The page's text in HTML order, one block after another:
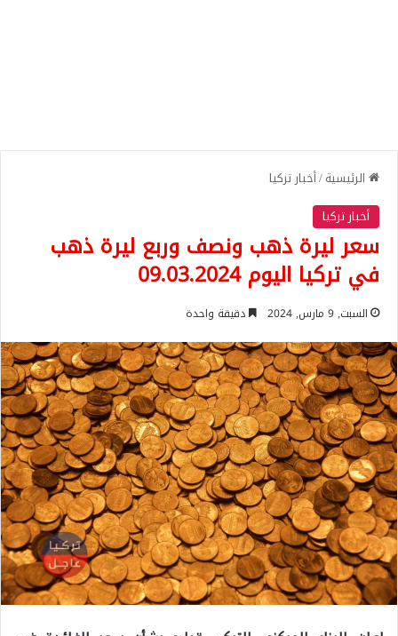
الرئيسية/أخبار تركيا
أخبار تركيا
سعر ليرة ذهب ونصف وربع ليرة ذهب
في تركيا اليوم 09.03.2024
السبت, 9 مارس, 2024 دقيقة واحدة